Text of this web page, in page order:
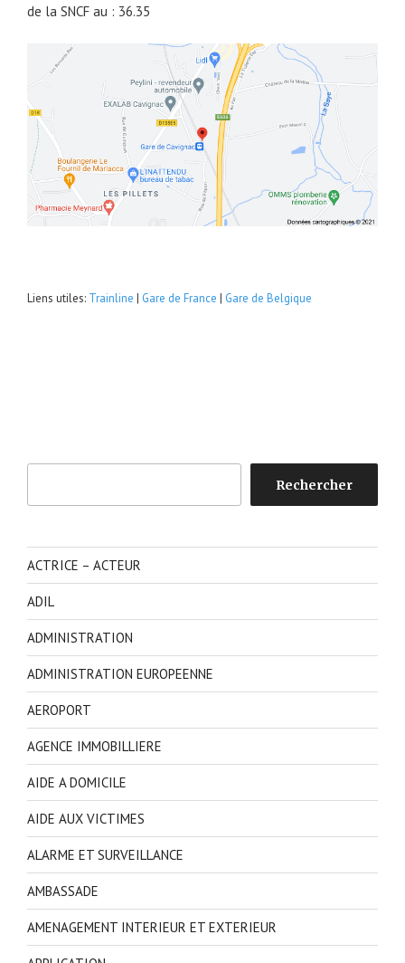
de la SNCF au : 36.35
Liens utiles: Trainline | Gare de France | Gare de Belgique
Rechercher
ACTRICE – ACTEUR
ADIL
ADMINISTRATION
ADMINISTRATION EUROPEENNE
AEROPORT
AGENCE IMMOBILLIERE
AIDE A DOMICILE
AIDE AUX VICTIMES
ALARME ET SURVEILLANCE
AMBASSADE
AMENAGEMENT INTERIEUR ET EXTERIEUR